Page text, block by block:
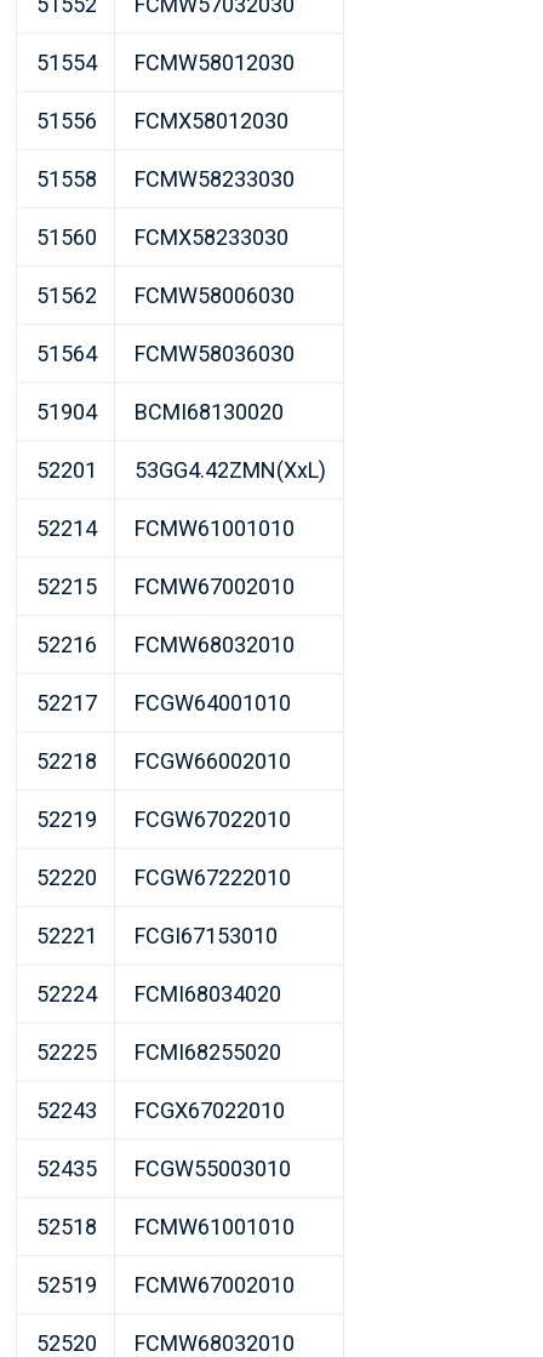
51554 FCMW58012030
51556 FCMX58012030
51558 FCMW58233030
51560 FCMX58233030
51562 FCMW58006030
51564 FCMW58036030
51904 BCMI68130020
52201 53GG4.42ZMN(XxL)
52214 FCMW61001010
52215 FCMW67002010
52216 FCMW68032010
52217 FCGW64001010
52218 FCGW66002010
52219 FCGW67022010
52220 FCGW67222010
52221 FCGI67153010
52224 FCMI68034020
52225 FCMI68255020
52243 FCGX67022010
52435 FCGW55003010
52518 FCMW61001010
52519 FCMW67002010
52520 FCMW68032010